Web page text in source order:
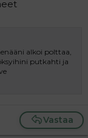
alkoi polttaa,
putkahti ja
Vastaa